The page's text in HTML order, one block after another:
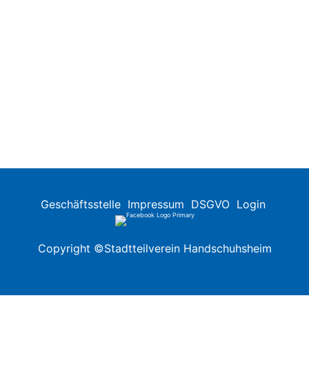
Geschäftsstelle Impressum DSGVO Login
Copyright ©Stadtteilverein Handschuhsheim